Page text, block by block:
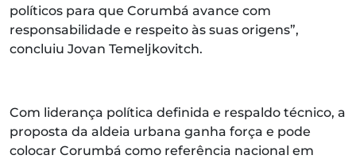
políticos para que Corumbá avance com
responsabilidade e respeito às suas origens”,
concluiu Jovan Temeljkovitch.
Com liderança política definida e respaldo técnico, a
proposta da aldeia urbana ganha força e pode
colocar Corumbá como referência nacional em